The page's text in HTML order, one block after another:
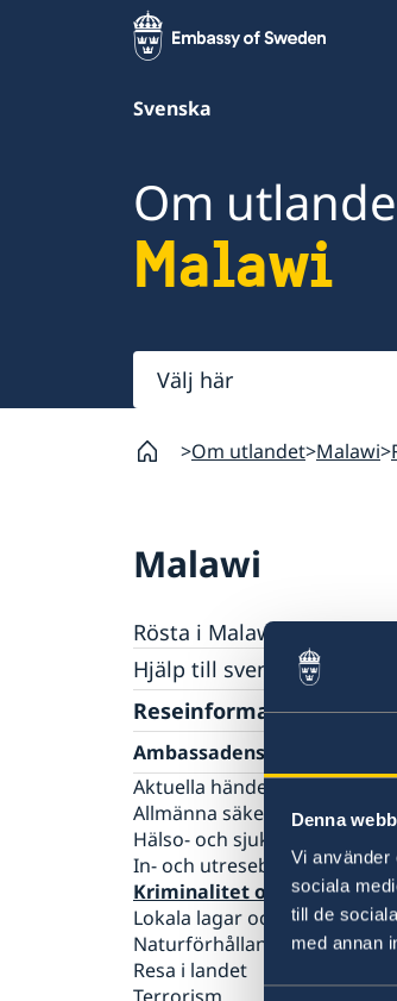
Denna
Vi använder
sociala
till de
med annan
Svenska
Om
Malawi
Välj
här
Om utlandet Malawi
Malawi
Rösta i Malawi
Hjälp till svenskar i Malawi
Rösta i Malawi
Pass utomlands
Hjälp kring medborgarskap
Akut hjälp
Reseinformation
Ambassadens
Aktuella händelser
Allmänna säkerhetsläget
Hälso- och sjukvård
In- och utresebestämmelser
Kriminalitet och personlig
Lokala lagar och sedvänjor
Naturförhållanden och
Resa i landet